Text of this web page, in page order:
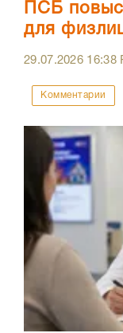
ПСБ
для
29.07.2026 16:38
Комментарии